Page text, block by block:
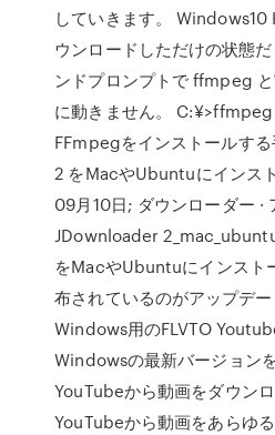
していきます。
ウンロードしただけの状態
ンドプロンプトで ffmpeg
に動きません。 C:¥>ffmpeg
FFmpegをインストールす
2 をMacやUbuntuにインス
09月10日; ダウンローダー ·
JDownloader
をMacやUbuntuにインスト
布されているのがアップデ
Windows用のFLVTO
Windowsの最新バージョン
YouTubeから動画をダウン
YouTubeから動画をあらゆ